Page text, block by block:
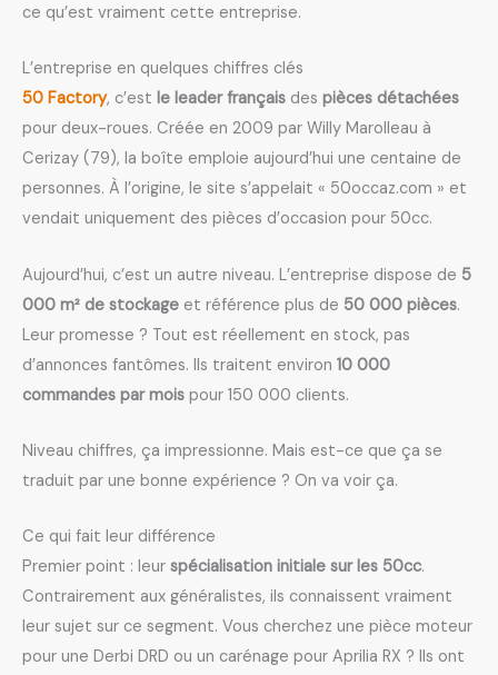
ce qu’est vraiment cette entreprise.
L’entreprise en quelques chiffres clés
50 Factory, c’est le leader français des pièces détachées
pour deux-roues. Créée en 2009 par Willy Marolleau à
Cerizay (79), la boîte emploie aujourd’hui une centaine de
personnes. À l’origine, le site s’appelait « 50occaz.com » et
vendait uniquement des pièces d’occasion pour 50cc.
Aujourd’hui, c’est un autre niveau. L’entreprise dispose de 5
000 m² de stockage et référence plus de 50 000 pièces.
Leur promesse ? Tout est réellement en stock, pas
d’annonces fantômes. Ils traitent environ 10 000
commandes par mois pour 150 000 clients.
Niveau chiffres, ça impressionne. Mais est-ce que ça se
traduit par une bonne expérience ? On va voir ça.
Ce qui fait leur différence
Premier point : leur spécialisation initiale sur les 50cc.
Contrairement aux généralistes, ils connaissent vraiment
leur sujet sur ce segment. Vous cherchez une pièce moteur
pour une Derbi DRD ou un carénage pour Aprilia RX ? Ils ont